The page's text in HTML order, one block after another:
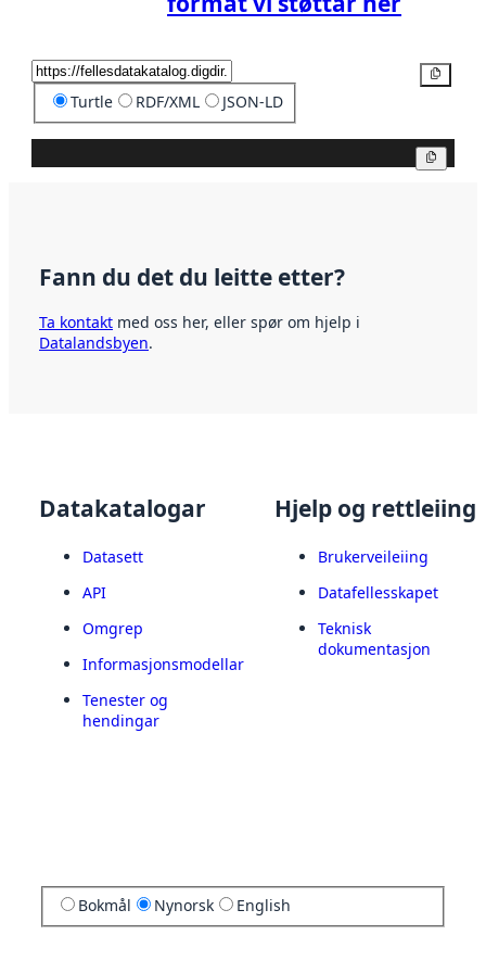
Turtle RDF/XML JSON-LD
Fann du det du leitte etter?
Ta kontakt med oss her, eller spør om hjelp i
Datalandsbyen.
Datakatalogar
Datasett
API
Omgrep
Informasjonsmodellar
Tenester og
hendingar
Hjelp og rettleiing
Brukerveileiing
Datafellesskapet
Teknisk
dokumentasjon
Bokmål Nynorsk English